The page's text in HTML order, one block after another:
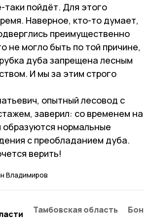
таки пойдёт. Для этого
Наверное, кто-то думает,
преимущественно
не могло быть по той причине,
дуба запрещена лесным
И мы за этим строго
опытный лесовод с
заверил: со временем на
образуются нормальные
с преобладанием дуба.
верить!
Владимиров
Тамбовская область